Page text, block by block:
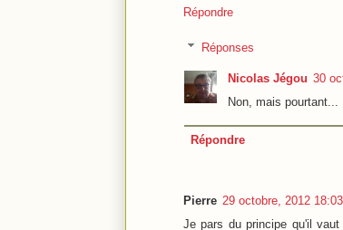
Répondre
Réponses
Nicolas Jégou 30
Non, mais pourtant...
Répondre
Pierre 29 octobre, 2012 18:03
Je pars du principe qu'il